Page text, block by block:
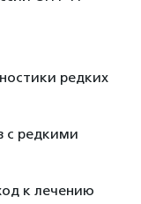
редких
с редкими
к лечению